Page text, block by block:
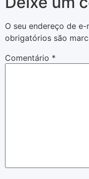
O seu endereço de
obrigatórios são
Comentário *